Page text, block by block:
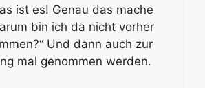
ist es! Genau das mache
bin ich da nicht vorher
Und dann auch zur
mal genommen werden.